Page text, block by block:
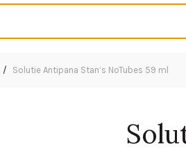
Solutie Antipana Stan’s NoTubes 59 ml